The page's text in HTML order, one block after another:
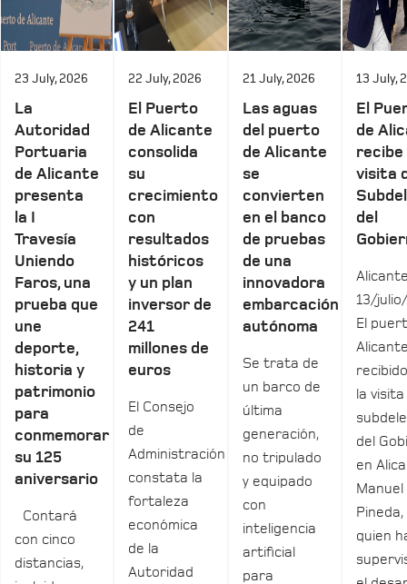
23 July, 2026
La
Autoridad
Portuaria
de Alicante
presenta
la I
Travesía
Uniendo
Faros, una
prueba que
une
deporte,
historia y
patrimonio
para
conmemorar
su 125
aniversario
Contará
con cinco
distancias,
22 July, 2026
El Puerto
de Alicante
consolida
su
crecimiento
con
resultados
históricos
y un plan
inversor de
241
millones de
euros
El Consejo
de
Administración
constata la
fortaleza
económica
de la
Autoridad
21 July, 2026
Las aguas
del puerto
de Alicante
se
convierten
en el banco
de pruebas
de una
innovadora
embarcación
autónoma
Se trata de
un barco de
última
generación,
no tripulado
y equipado
con
inteligencia
artificial
para
13 July,
El
de
recibe
visita
del
13/
El
la
del
en
Manuel
Pineda,
quien